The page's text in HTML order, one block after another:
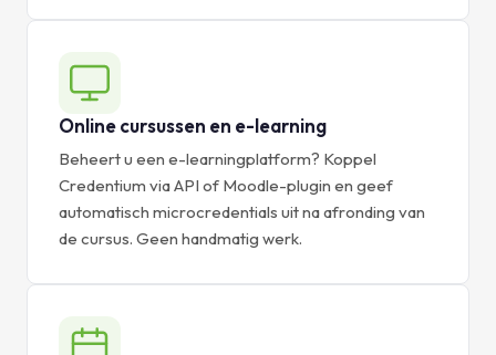
Online cursussen en e-learning
Beheert u een e-learningplatform? Koppel
Credentium via API of Moodle-plugin en geef
automatisch microcredentials uit na afronding van
de cursus. Geen handmatig werk.